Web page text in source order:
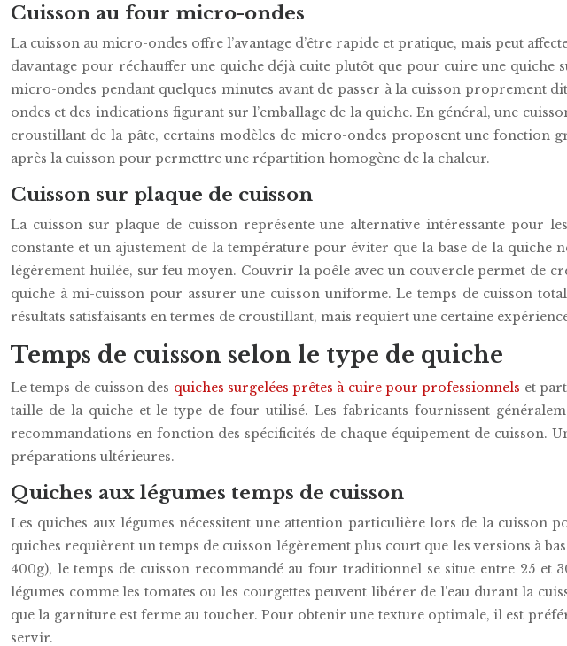
Cuisson au four micro-ondes
La cuisson au micro-ondes offre l’avantage d’être rapide et pratique, mais peut
davantage pour réchauffer une quiche déjà cuite plutôt que pour cuire une
micro-ondes pendant quelques minutes avant de passer à la cuisson proprement
ondes et des indications figurant sur l’emballage de la quiche. En général, une
croustillant de la pâte, certains modèles de micro-ondes proposent une fonction
après la cuisson pour permettre une répartition homogène de la chaleur.
Cuisson sur plaque de cuisson
La cuisson sur plaque de cuisson représente une alternative intéressante pour
constante et un ajustement de la température pour éviter que la base de la
légèrement huilée, sur feu moyen. Couvrir la poêle avec un couvercle permet de
quiche à mi-cuisson pour assurer une cuisson uniforme. Le temps de cuisson
résultats satisfaisants en termes de croustillant, mais requiert une certaine
Temps de cuisson selon le type de quiche
Le temps de cuisson des quiches surgelées prêtes à cuire pour professionnels et
taille de la quiche et le type de four utilisé. Les fabricants fournissent
recommandations en fonction des spécificités de chaque équipement de cuisson.
préparations ultérieures.
Quiches aux légumes temps de cuisson
Les quiches aux légumes nécessitent une attention particulière lors de la
quiches requièrent un temps de cuisson légèrement plus court que les versions à
400g), le temps de cuisson recommandé au four traditionnel se situe entre 25
légumes comme les tomates ou les courgettes peuvent libérer de l’eau durant la
que la garniture est ferme au toucher. Pour obtenir une texture optimale, il est
servir.